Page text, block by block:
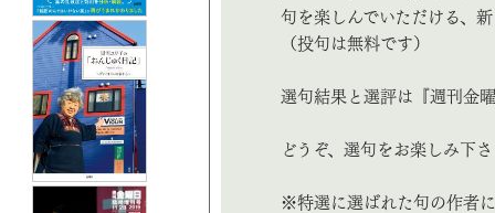
句を楽しんでいただける、
（投句は無料です）
選句結果と選評は『週刊金
どうぞ、選句をお楽しみ下
※特選に選ばれた句の作者